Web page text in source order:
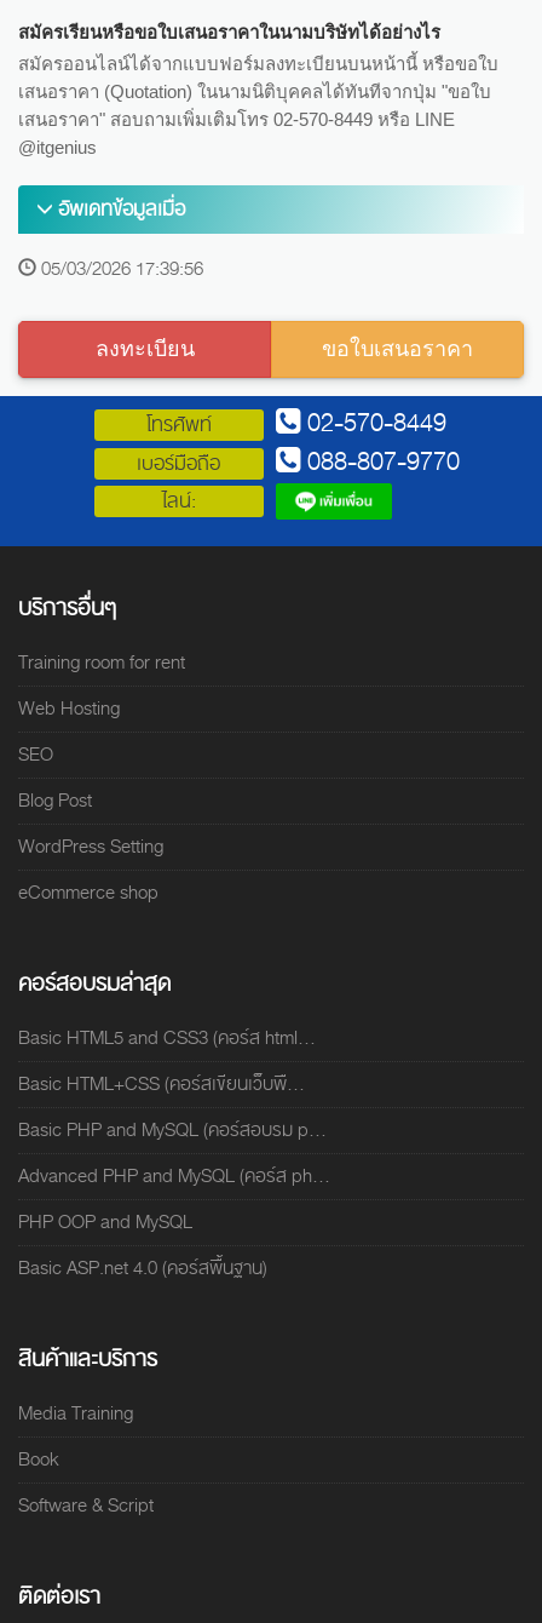
สมัครเรียนหรือขอใบเสนอราคาในนามบริษัทได้อย่างไร
สมัครออนไลน์ได้จากแบบฟอร์มลงทะเบียนบนหน้านี้ หรือขอใบ
เสนอราคา (Quotation) ในนามนิติบุคคลได้ทันทีจากปุ่ม "ขอใบ
เสนอราคา" สอบถามเพิ่มเติมโทร 02-570-8449 หรือ LINE
@itgenius
อัพเดทข้อมูลเมื่อ
05/03/2026 17:39:56
ลงทะเบียน ขอใบเสนอราคา
โทรศัพท์ 02-570-8449
เบอร์มือถือ 088-807-9770
ไลน์:
บริการอื่นๆ
Training room for rent
Web Hosting
SEO
Blog Post
WordPress Setting
eCommerce shop
คอร์สอบรมล่าสุด
Basic HTML5 and CSS3 (คอร์ส html...
Basic HTML+CSS (คอร์สเขียนเว็บพื...
Basic PHP and MySQL (คอร์สอบรม p...
Advanced PHP and MySQL (คอร์ส ph...
PHP OOP and MySQL
Basic ASP.net 4.0 (คอร์สพื้นฐาน)
สินค้าและบริการ
Media Training
Book
Software & Script
ติดต่อเรา